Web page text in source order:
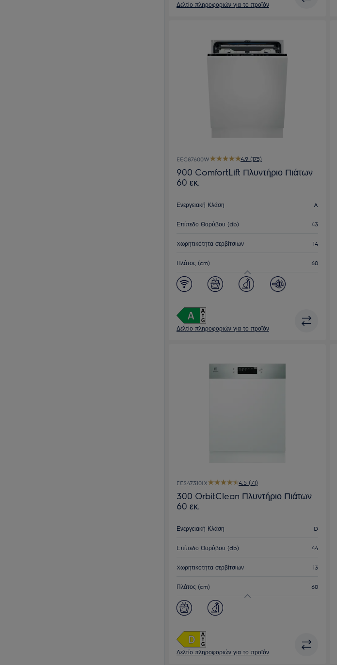
Δελτίο πληροφοριών για το προϊόν
EEC87600W 4.9 (175)
900 ComfortLift Πλυντήριο Πιάτων
60 εκ.
Ενεργειακή Κλάση A
Επίπεδο Θορύβου (db) 43
Xωρητικότητα σερβίτσιων 14
Πλάτος (cm) 60
Δελτίο πληροφοριών για το προϊόν
EES47310IX 4.5 (71)
300 OrbitClean Πλυντήριο Πιάτων
60 εκ.
Ενεργειακή Κλάση D
Επίπεδο Θορύβου (db) 44
Xωρητικότητα σερβίτσιων 13
Πλάτος (cm) 60
Δελτίο πληροφοριών για το προϊόν